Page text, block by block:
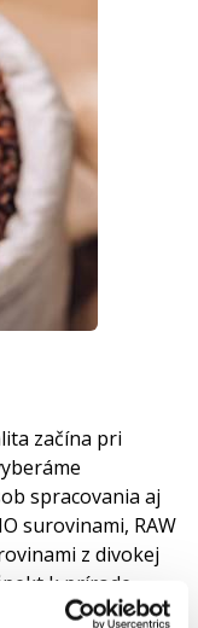
začína pri
spracovania aj
surovinami, RAW
z divokej
k prírode